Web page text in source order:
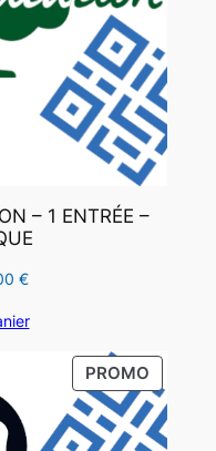
– 1 ENTRÉE –
€Le
actuel
38,00 €.PROMO
EN